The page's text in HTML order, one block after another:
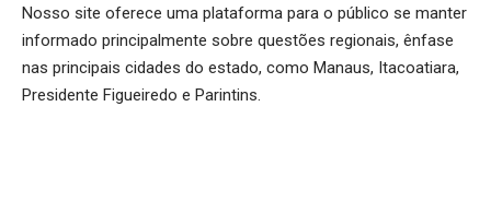
Nosso site oferece uma plataforma para o público se manter
informado principalmente sobre questões regionais, ênfase
nas principais cidades do estado, como Manaus, Itacoatiara,
Presidente Figueiredo e Parintins.